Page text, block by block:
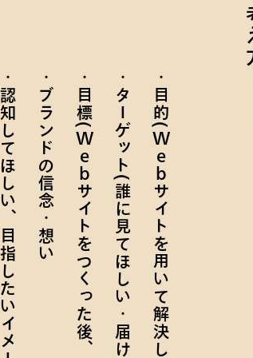
目的(
Web
ターゲット(誰に見てほしい・届けたい)
目標(
Web
ブランドの信念・想い
認知してほしい、目指したいイメージや姿